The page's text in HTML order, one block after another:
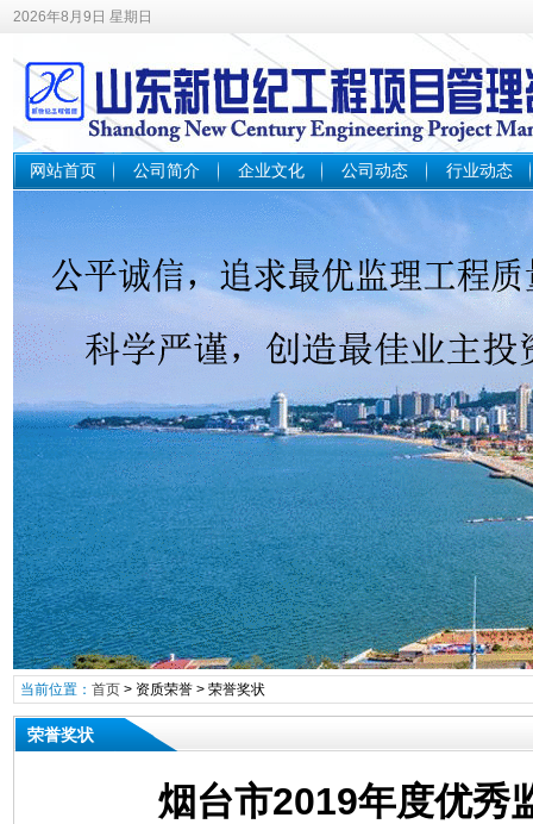
2026年8月9日 星期日
网站首页 公司简介 企业文化 公司动态 行业动态
当前位置： 首页> 资质荣誉> 荣誉奖状
荣誉奖状
烟台市2019年度优秀